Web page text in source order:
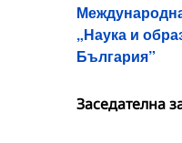
„Наука и
България”
Заседателна